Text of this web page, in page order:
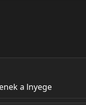
╣ ═ › ↓ ± · ← → ∟ ↨ ◄
a lnyege